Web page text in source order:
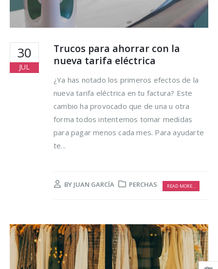
30
JUL
Trucos para ahorrar con la
nueva tarifa eléctrica
¿Ya has notado los primeros efectos de la
nueva tarifa eléctrica en tu factura? Este
cambio ha provocado que de una u otra
forma todos intentemos tomar medidas
para pagar menos cada mes. Para ayudarte
te...
BY JUAN GARCÍA PERCHAS READ MORE...